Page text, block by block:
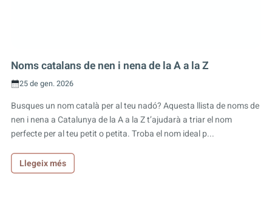
Noms catalans de nen i nena de la A a la Z
25 de gen. 2026
Busques un nom català per al teu nadó? Aquesta llista de noms de
nen i nena a Catalunya de la A a la Z t’ajudarà a triar el nom
perfecte per al teu petit o petita. Troba el nom ideal p...
Llegeix més